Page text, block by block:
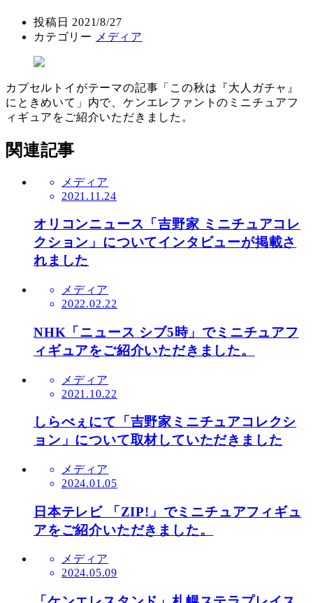
投稿日 2021/8/27
カテゴリー
メディア
カプセルトイがテーマの記事「この秋は『大人ガチャ』
にときめいて」内で、ケンエレファントのミニチュアフ
ィギュアをご紹介いただきました。
関連記事
メディア
2021.11.24
オリコンニュース「吉野家 ミニチュアコレ
クション」についてインタビューが掲載さ
れました
メディア
2022.02.22
NHK「ニュース シブ5時」でミニチュアフ
ィギュアをご紹介いただきました。
メディア
2021.10.22
しらべぇにて「吉野家ミニチュアコレクシ
ョン」について取材していただきました
メディア
2024.01.05
日本テレビ 「ZIP!」でミニチュアフィギュ
アをご紹介いただきました。
メディア
2024.05.09